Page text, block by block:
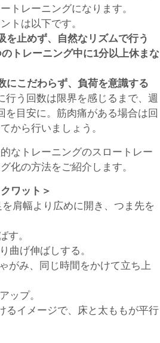
トレーニングになります。
トは以下です。
を止めず、自然なリズムで行う
のトレーニング中に1分以上休まな
にこだわらず、負荷を意識する
行う回数は限界を感じるまで、週
を目安に。筋肉痛がある場合は回
から行いましょう。
なトレーニングのスロートレー
化の方法をご紹介します。
ワット＞
肩幅より広めに開き、つま先を
す。
曲げ伸ばしする。
がみ、同じ時間をかけて立ち上
ップ。
るイメージで、床と太ももが平行